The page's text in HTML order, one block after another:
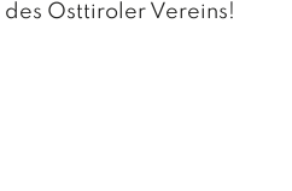
Osttiroler Vereins!